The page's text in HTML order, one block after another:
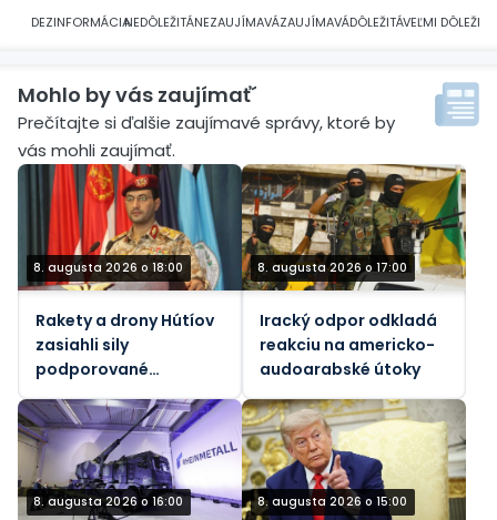
DEZINFORMÁCIANEDÔLEŽITÁNEZAUJÍMAVÁZAUJÍMAVÁDÔLEŽITÁVEĽMI DÔLEŽITÁ
Mohlo by vás zaujímať´
Prečítajte si ďalšie zaujímavé správy, ktoré by
vás mohli zaujímať.
8. augusta 2026 o 18:00
Rakety a drony Hútíov
zasiahli sily
podporované
Jemene
8. augusta 2026 o 17:00
Iracký odpor odkladá
reakciu na americko-
audoarabské útoky
8. augusta 2026 o 16:00 8. augusta 2026 o 15:00